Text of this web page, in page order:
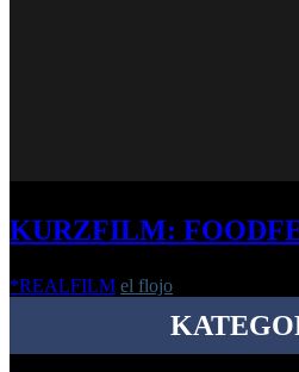
KURZFILM:
*REALFILM el flojo